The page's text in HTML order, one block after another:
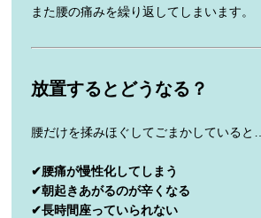
また腰の痛みを繰り返してしまいます。
放置するとどうなる？
腰だけを揉みほぐしてごまかしていると…
✔腰痛が慢性化してしまう
✔朝起きあがるのが辛くなる
✔長時間座っていられない